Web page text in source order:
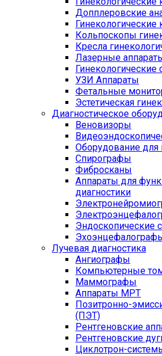
Допплеровские
Гинекологические
Кольпоскопы
Кресла
Лазерные
Гинекологические
УЗИ Аппараты
Фетальные
Эстетическая
Диагностическое
Веновизоры
Оборудование для
Спирографы
Фибросканы
Аппараты для
диагностики
Эндоскопические
Лучевая диагностика
Ангиографы
Компьютерные
Маммографы
Аппараты МРТ
Позитронно-
(ПЭТ)
Рентгеновские
Рентгеновские
Циклотрон-